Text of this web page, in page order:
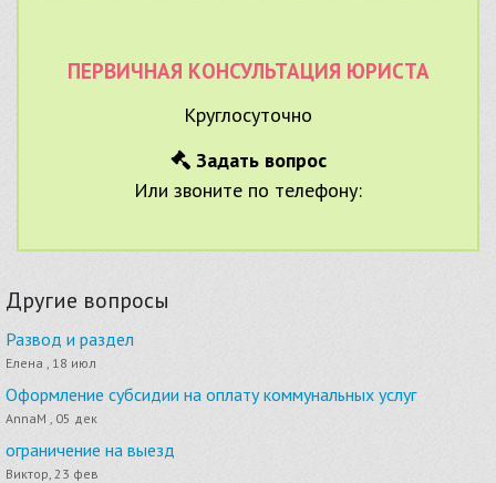
ПЕРВИЧНАЯ КОНСУЛЬТАЦИЯ ЮРИСТА
Круглосуточно
Задать вопрос
Или звоните по телефону:
Другие вопросы
Развод и раздел
Елена , 18 июл
Оформление субсидии на оплату коммунальных услуг
AnnaM , 05 дек
ограничение на выезд
Виктор, 23 фев